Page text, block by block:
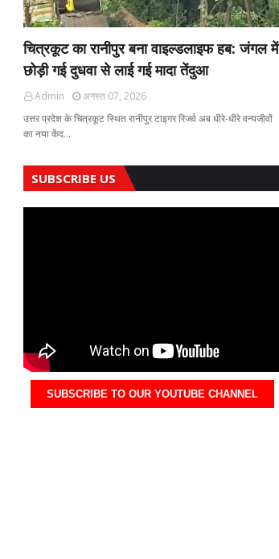
चित्रकूट का रानीपुर बना वाइल्डलाइफ हब: जंगल में
छोड़ी गई दुधवा से लाई गई मादा तेंदुआ
Admin
अगस्त 07, 2026
उत्तर प्रदेश के चित्रकूट स्थित रानीपुर टाइगर रिजर्व अब धीरे-धीरे वन्यजीवों
का नया केंद…
SUBSCRIBE US
SUBSCRIBE TO OUR YOUTUBE CHANNEL